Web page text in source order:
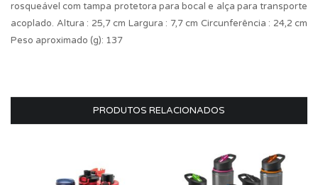
rosqueável com tampa protetora para bocal e alça para transporte
acoplado. Altura : 25,7 cm Largura : 7,7 cm Circunferência : 24,2 cm
Peso aproximado (g): 137
PRODUTOS RELACIONADOS